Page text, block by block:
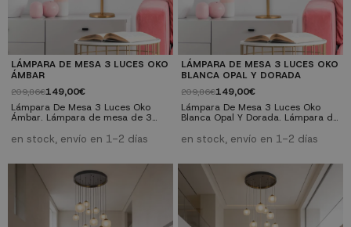
LÁMPARA DE MESA 3 LUCES OKO
ÁMBAR
209,86€149,00€
Lámpara De Mesa 3 Luces Oko
Ámbar. Lámpara de mesa de 3
tulipas de cristal ámbar. Tipo de
casquillo G9(máx. 10W).
3 luzes Casquillo: G9 Potencia
máx.: máx. 10W Acabado: Pintado
oro Bombillas: no incluidas
Medidas: Ø22 x 45,6 cm. Ancho
tulipa pequeña (1):10 cm. Ancho
tulipa mediana (2):12...
en stock, envío en 1-2 días
LÁMPARA DE MESA 3 LUCES OKO
BLANCA OPAL Y DORADA
209,86€149,00€
Lámpara De Mesa 3 Luces Oko
Blanca Opal Y Dorada. Lámpara de
oro y tulipas de cristal blanco opal.
Tipo de casquillo G9(máx. 10W).
3 luzes Casquillo: G9 Potencia
máx.: máx. 10W Acabado: Pintado
oro Bombillas: no incluidas
Medidas: Ø22 x 45,6 cm. Ancho
tulipa pequeña (1):10 cm. Ancho...
en stock, envío en 1-2 días